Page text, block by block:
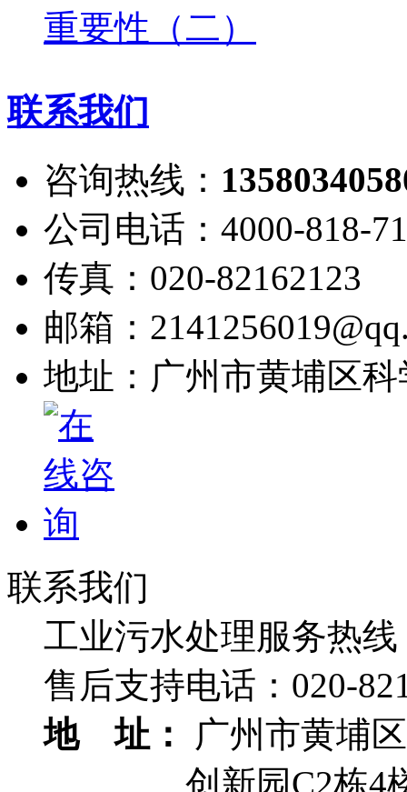
重要性（二）
联系我们
咨询热线：
公司电话：4000-818-
传真：020-82162123
邮箱：
地址：广州市黄埔区
联系我们
工业污水处理服务热线
售后支持电话： 020-
地 址：
广州市黄埔
创新园C2栋4